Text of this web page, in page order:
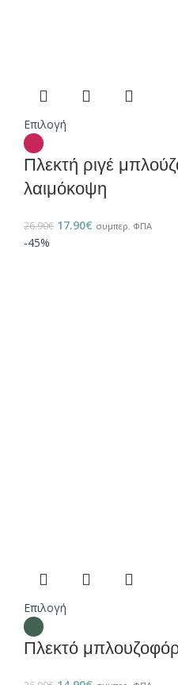
Επιλογή
Πλεκτή ριγέ
λαιμόκοψη
26.90€ 17.90€ συμπερ. ΦΠΑ
-45%
Επιλογή
Πλεκτό